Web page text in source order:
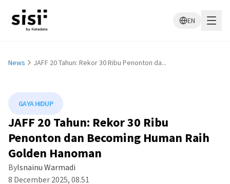
EN
News JAFF 20 Tahun: Rekor 30 Ribu Penonton da...
GAYA HIDUP
JAFF 20 Tahun: Rekor 30 Ribu
Penonton dan Becoming Human Raih
Golden Hanoman
ByIsnainu Warmadi
8 December 2025, 08.51